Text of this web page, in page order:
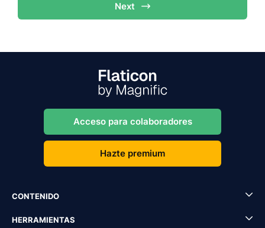
Next
Acceso para colaboradores
Hazte premium
CONTENIDO
HERRAMIENTAS